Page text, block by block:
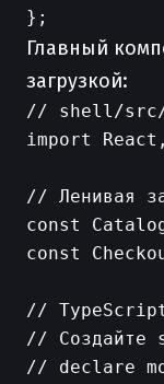
Главный
загрузкой:
// shell/src/
import
// Ленивая
const
const
// TypeScript
//
// declare